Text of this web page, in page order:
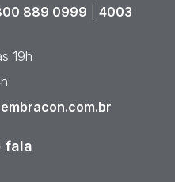
889 0999
4003
19h
fala